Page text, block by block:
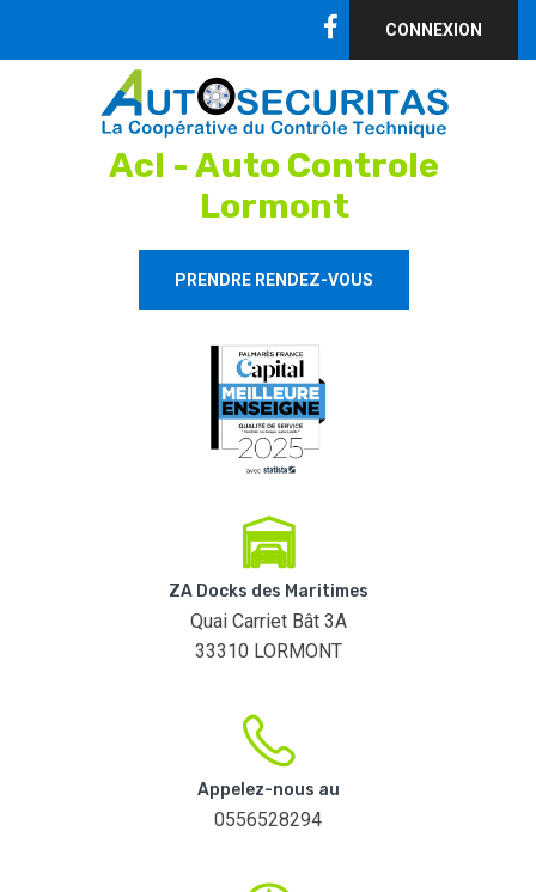
CONNEXION
Acl - Auto Controle
Lormont
PRENDRE RENDEZ-VOUS
ZA Docks des Maritimes
Quai Carriet Bât 3A
33310 LORMONT
Appelez-nous au
0556528294